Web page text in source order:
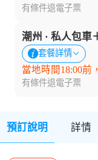
有條件退電子票
潮州 · 私人包車
套餐詳情
當地時間18:00前
有條件退電子票
預訂說明 詳情